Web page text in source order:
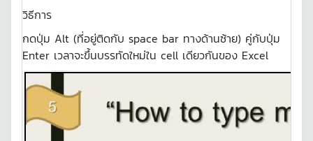
วิธีการ
กดปุ่ม Alt (ที่อยู่ติดกับ space bar ทางด้านซ้าย) คู่กับปุ่ม
Enter เวลาจะขึ้นบรรทัดใหม่ใน cell เดียวกันของ Excel